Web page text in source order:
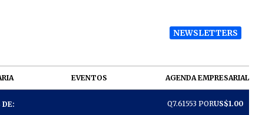
NEWSLETTERS
EVENTOS AGENDA EMPRESARIAL
DE: Q7.61553 PORUS$1.00